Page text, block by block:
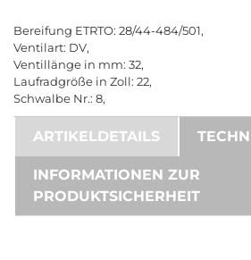
Bereifung ETRTO: 28/44-484/501,
Ventilart: DV,
Ventillänge in mm: 32,
Laufradgröße in Zoll: 22,
Schwalbe Nr.: 8,
ARTIKELDETAILS
INFORMATIONEN ZUR
PRODUKTSICHERHEIT